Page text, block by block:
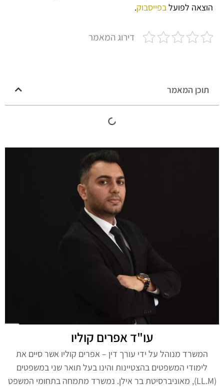
הוצאה לפועלבפייסבוק.
דירוג המאמר
תוכן המאמר
עו"ד אפרים קוליו
המשרד מנוהל על ידי עורך דין – אפרים קוליו אשר סיים את
לימודי המשפטים בהצטיינות והינו בעל תואר שני במשפטים
(LL.M), מאוניברסיטת בר אילן. נמשרד מתמחה בתחומי המשפט